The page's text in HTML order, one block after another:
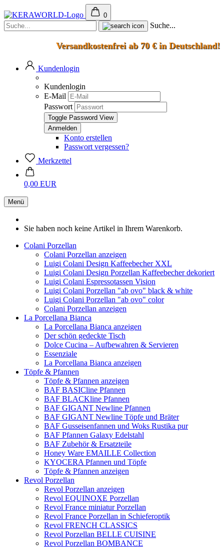
0
Suche...
Versandkostenfrei ab 70 € in Deutschland!
Kundenlogin
Kundenlogin
E-Mail
Passwort
Toggle Password View
Konto erstellen
Passwort vergessen?
Merkzettel
0,00 EUR
Menü
Sie haben noch keine Artikel in Ihrem Warenkorb.
Colani Porzellan
Colani Porzellan anzeigen
Luigi Colani Design Kaffeebecher XXL
Luigi Colani Design Porzellan Kaffeebecher dekoriert
Luigi Colani Espressotassen Vision
Luigi Colani Porzellan "ab ovo" black & white
Luigi Colani Porzellan "ab ovo" color
Colani Porzellan anzeigen
La Porcellana Bianca
La Porcellana Bianca anzeigen
Der schön gedeckte Tisch
Dolce Cucina – Aufbewahren & Servieren
Essenziale
La Porcellana Bianca anzeigen
Töpfe & Pfannen
Töpfe & Pfannen anzeigen
BAF BASICline Pfannen
BAF BLACKline Pfannen
BAF GIGANT Newline Pfannen
BAF GIGANT Newline Töpfe und Bräter
BAF Gusseisenfannen und Woks Rustika pur
BAF Pfannen Galaxy Edelstahl
BAF Zubehör & Ersatzteile
Honey Ware EMAILLE Collection
KYOCERA Pfannen und Töpfe
Töpfe & Pfannen anzeigen
Revol Porzellan
Revol Porzellan anzeigen
Revol EQUINOXE Porzellan
Revol France miniatur Porzellan
Revol France Porzellan in Schieferoptik
Revol FRENCH CLASSICS
Revol Porzellan BELLE CUISINE
Revol Porzellan BOMBANCE